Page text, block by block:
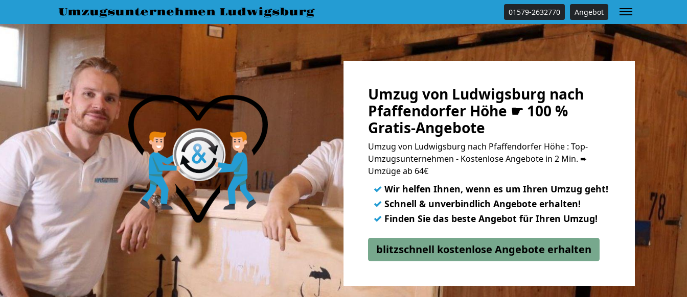
Umzugsunternehmen Ludwigsburg 01579-2632770 Angebot
Umzug von Ludwigsburg nach
Pfaffendorfer Höhe ☛ 100 %
Gratis-Angebote
Umzug von Ludwigsburg nach Pfaffendorfer Höhe : Top-
Umzugsunternehmen - Kostenlose Angebote in 2 Min. ➨
Umzüge ab 64€
✓ Wir helfen Ihnen, wenn es um Ihren Umzug geht!
✓ Schnell & unverbindlich Angebote erhalten!
✓ Finden Sie das beste Angebot für Ihren Umzug!
blitzschnell kostenlose Angebote erhalten